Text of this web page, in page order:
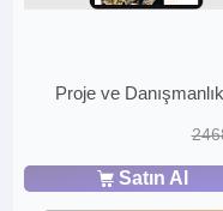
Proje ve
Satın Al